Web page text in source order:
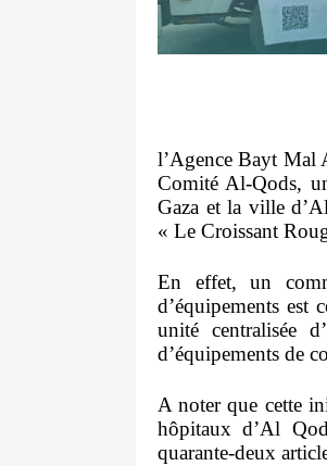
l’Agence Bayt Mal
Comité Al-Qods,
Gaza et la ville
« Le Croissant
En effet, un
d’équipements est
unité centralisée
d’équipements de
A noter que cette
hôpitaux d’Al
quarante-deux